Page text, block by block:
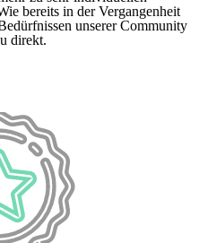
bereits in der Vergangenheit
unserer Community
direkt.